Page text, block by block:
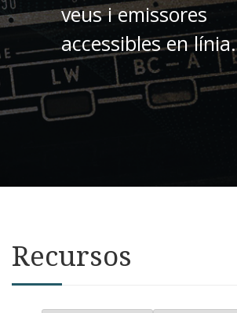
veus i emissores
accessibles en línia.
Recursos